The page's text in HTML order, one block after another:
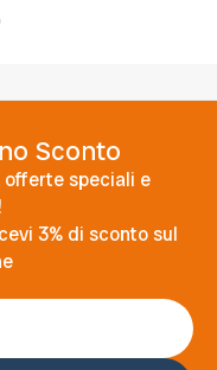
Sconto
offerte speciali e
3% di sconto sul